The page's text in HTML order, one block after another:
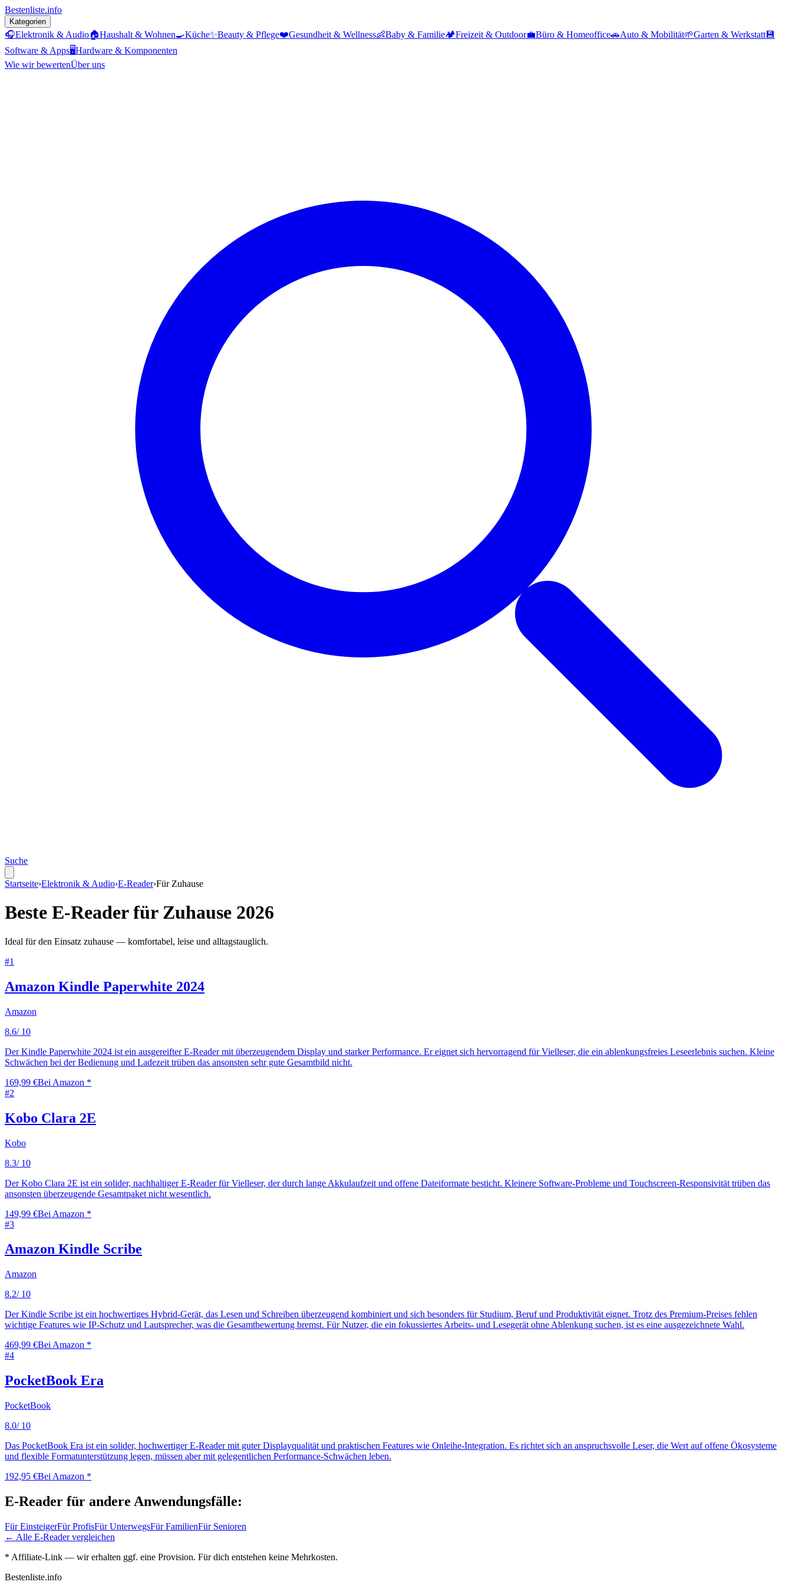
Bestenliste.info
Kategorien
🎧Elektronik & Audio🏠Haushalt & Wohnen🍳Küche✨Beauty & Pflege❤️Gesundheit & Wellness👶Baby & Familie🏕️Freizeit & Outdoor💼Büro & Homeoffice🚗Auto & Mobilität🌱Garten & Werkstatt 💾
Software & Apps🖥️Hardware & Komponenten
Wie wir bewertenÜber uns
Suche
Startseite›Elektronik & Audio›E-Reader›Für Zuhause
Beste E-Readerfür Zuhause 2026
Ideal für den Einsatz zuhause — komfortabel, leise und alltagstauglich.
#1
Amazon Kindle Paperwhite 2024
Amazon
8.6/ 10
Der Kindle Paperwhite 2024 ist ein ausgereifter E-Reader mit überzeugendem Display und starker Performance. Er eignet sich hervorragend für Vielleser, die ein ablenkungsfreies Leseerlebnis suchen. Kleine
Schwächen bei der Bedienung und Ladezeit trüben das ansonsten sehr gute Gesamtbild nicht.
169,99 €Bei Amazon *
#2
Kobo Clara 2E
Kobo
8.3/ 10
Der Kobo Clara 2E ist ein solider, nachhaltiger E-Reader für Vielleser, der durch lange Akkulaufzeit und offene Dateiformate besticht. Kleinere Software-Probleme und Touchscreen-Responsivität trüben das
ansonsten überzeugende Gesamtpaket nicht wesentlich.
149,99 €Bei Amazon *
#3
Amazon Kindle Scribe
Amazon
8.2/ 10
Der Kindle Scribe ist ein hochwertiges Hybrid-Gerät, das Lesen und Schreiben überzeugend kombiniert und sich besonders für Studium, Beruf und Produktivität eignet. Trotz des Premium-Preises fehlen
wichtige Features wie IP-Schutz und Lautsprecher, was die Gesamtbewertung bremst. Für Nutzer, die ein fokussiertes Arbeits- und Lesegerät ohne Ablenkung suchen, ist es eine ausgezeichnete Wahl.
469,99 €Bei Amazon *
#4
PocketBook Era
PocketBook
8.0/ 10
Das PocketBook Era ist ein solider, hochwertiger E-Reader mit guter Displayqualität und praktischen Features wie Onleihe-Integration. Es richtet sich an anspruchsvolle Leser, die Wert auf offene Ökosysteme
und flexible Formatunterstützung legen, müssen aber mit gelegentlichen Performance-Schwächen leben.
192,95 €Bei Amazon *
E-Reader für andere Anwendungsfälle:
FürEinsteigerFürProfisFürUnterwegsFürFamilienFür Senioren
← Alle E-Readervergleichen
* Affiliate-Link — wir erhalten ggf. eine Provision. Für dich entstehen keine Mehrkosten.
Bestenliste.info